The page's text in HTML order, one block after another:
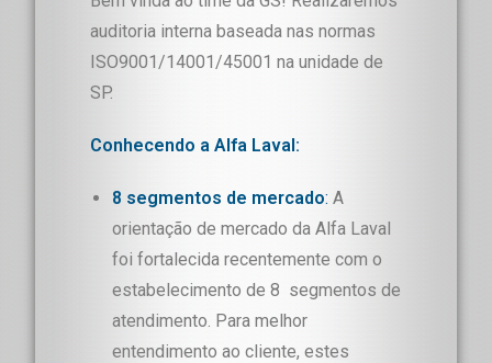
auditoria interna baseada nas normas
ISO9001/14001/45001 na unidade de
SP.
Conhecendo a Alfa Laval:
8 segmentos de mercado:A
orientação de mercado da Alfa Laval
foi fortalecida recentemente com o
estabelecimento de 8 segmentos de
atendimento. Para melhor
entendimento ao cliente, estes